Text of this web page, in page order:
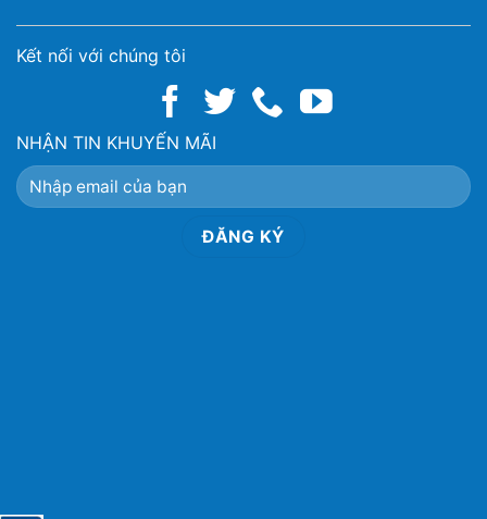
Kết nối với chúng tôi
NHẬN TIN KHUYẾN MÃI